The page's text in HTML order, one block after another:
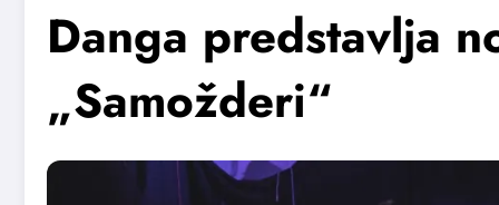
Danga predstavlja
„Samožderi“